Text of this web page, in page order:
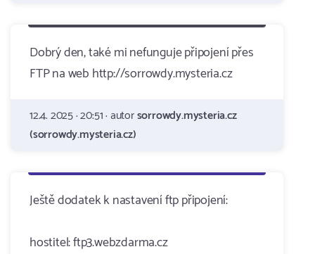
Dobrý den, také mi nefunguje připojení přes
FTP na web http://sorrowdy.mysteria.cz
12.4. 2025 · 20:51 · autorsorrowdy.mysteria.cz
(sorrowdy.mysteria.cz)
Ještě dodatek k nastavení ftp připojení:
hostitel: ftp3.webzdarma.cz